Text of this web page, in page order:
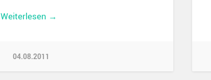
Weiterlesen →
04.08.2011